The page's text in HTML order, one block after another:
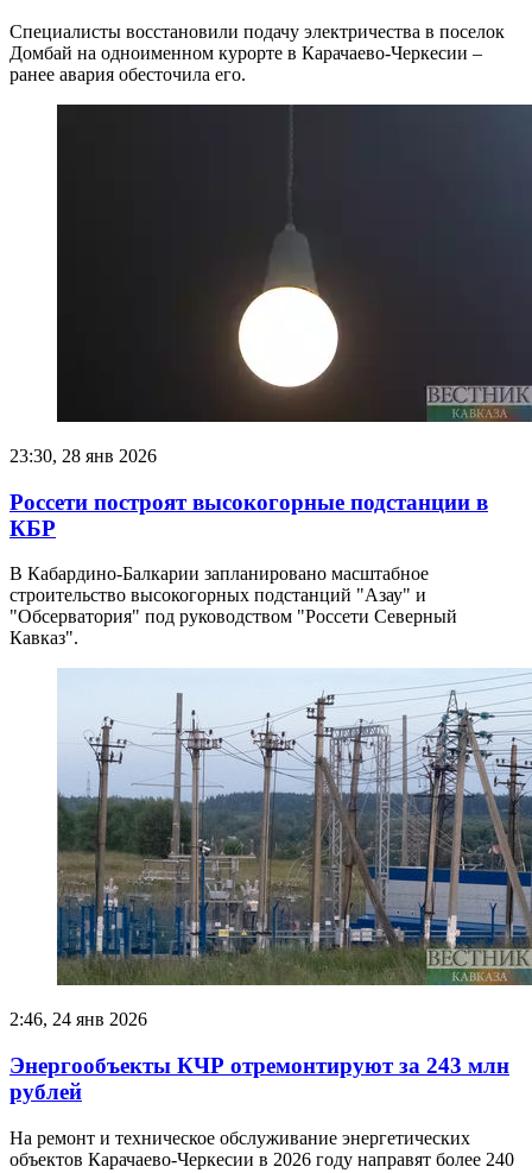
Специалисты восстановили подачу электричества в поселок
Домбай на одноименном курорте в Карачаево-Черкесии –
ранее авария обесточила его.
23:30, 28 янв 2026
Россети построят высокогорные подстанции в
КБР
В Кабардино-Балкарии запланировано масштабное
строительство высокогорных подстанций "Азау" и
"Обсерватория" под руководством "Россети Северный
Кавказ".
2:46, 24 янв 2026
Энергообъекты КЧР отремонтируют за 243 млн
рублей
На ремонт и техническое обслуживание энергетических
объектов Карачаево-Черкесии в 2026 году направят более 240